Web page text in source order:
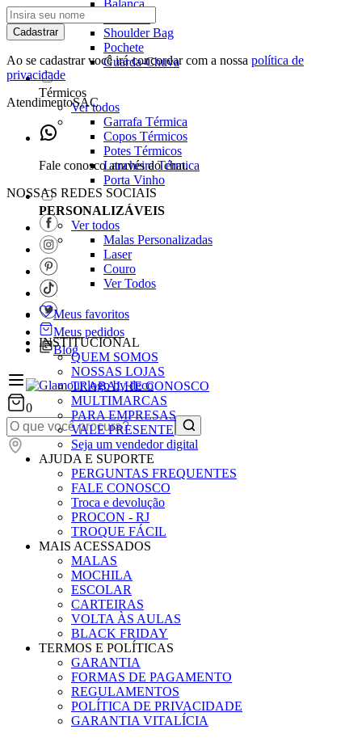
Balança
Shoulder Bag
Pochete
Guarda-Chuva
Térmicos
Ver todos
Garrafa Térmica
Copos Térmicos
Potes Térmicos
Lancheira Térmica
Porta Vinho
PERSONALIZÁVEIS
Ver todos
Malas Personalizadas
Laser
Couro
Ver Todos
Meus favoritos
Meus pedidos
Blog
0
Cadastrar
Ao se cadastrar você irá concordar com a nossa política de
privacidade
AtendimentoSAC
Fale conosco através do chat.
NOSSAS REDES SOCIAIS
INSTITUCIONAL
QUEM SOMOS
NOSSAS LOJAS
TRABALHE CONOSCO
MULTIMARCAS
PARA EMPRESAS
VALE PRESENTE
Seja um vendedor digital
AJUDA E SUPORTE
PERGUNTAS FREQUENTES
FALE CONOSCO
Troca e devolução
PROCON - RJ
TROQUE FÁCIL
MAIS ACESSADOS
MALAS
MOCHILA
ESCOLAR
CARTEIRAS
VOLTA ÀS AULAS
BLACK FRIDAY
TERMOS E POLÍTICAS
GARANTIA
FORMAS DE PAGAMENTO
REGULAMENTOS
POLÍTICA DE PRIVACIDADE
GARANTIA VITALÍCIA